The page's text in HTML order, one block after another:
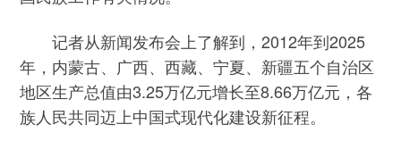
记者从新闻发布会上了解到，2012年到2025
年，内蒙古、广西、西藏、宁夏、新疆五个自治区
地区生产总值由3.25万亿元增长至8.66万亿元，各
族人民共同迈上中国式现代化建设新征程。